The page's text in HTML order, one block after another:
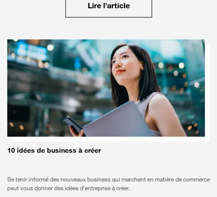
Lire l'article
10 idées de business à créer
Se tenir informé des nouveaux business qui marchent en matière de commerce
peut vous donner des idées d'entreprise à créer.